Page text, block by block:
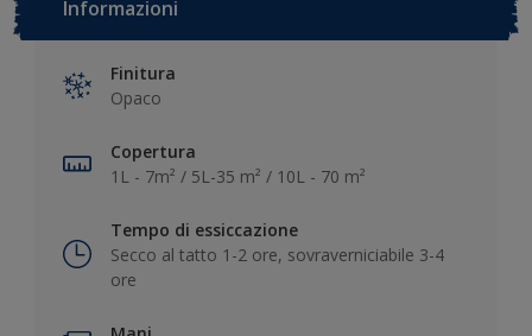
Informazioni
Finitura
Opaco
Copertura
1L - 7m² / 5L-35 m² / 10L - 70 m²
Tempo di essiccazione
Secco al tatto 1-2 ore, sovraverniciabile 3-4
ore